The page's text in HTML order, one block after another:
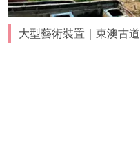
大型藝術裝置｜東澳古道